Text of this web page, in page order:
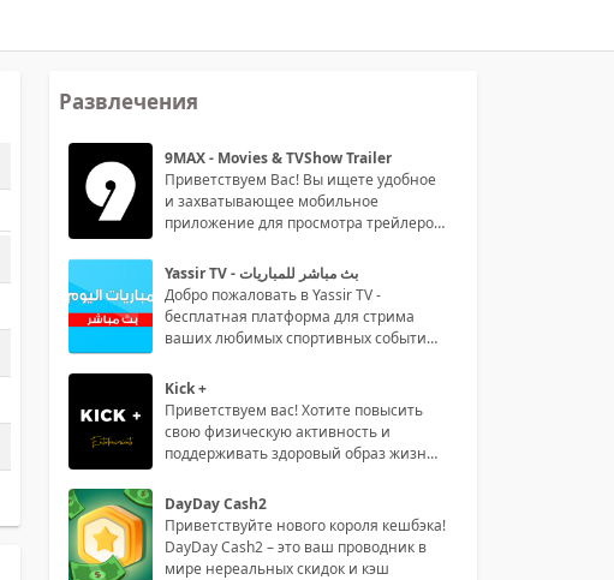
Развлечения
9MAX - Movies & TVShow Trailer
Приветствуем Вас! Вы ищете удобное
и захватывающее мобильное
приложение для просмотра трейлеров
Yassir TV - بث مباشر للمباريات
Добро пожаловать в Yassir TV -
бесплатная платформа для стрима
ваших любимых спортивных событий
Kick +
Приветствуем вас! Хотите повысить
свою физическую активность и
поддерживать здоровый образ жизни?
DayDay Cash2
Приветствуйте нового короля кешбэка!
DayDay Cash2 – это ваш проводник в
мире нереальных скидок и кэш